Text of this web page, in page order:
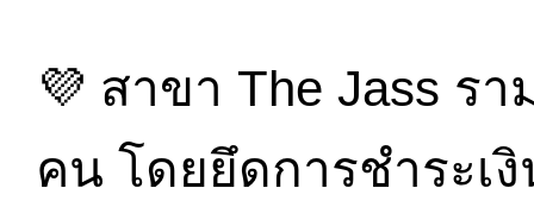
💜 สาขา The Jass ร
คน โดยยึดการชำระเ